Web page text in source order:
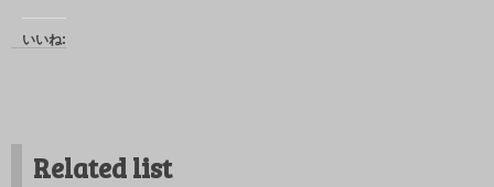
いいね:
Related list